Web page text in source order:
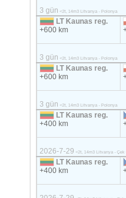
3 gün <2t, 14m3 Litvanya - Polonya
LT Kaunas reg.
+600 km
3 gün <2t, 14m3 Litvanya - Polonya
LT Kaunas reg.
+600 km
3 gün <2t, 14m3 Litvanya - Polonya
LT Kaunas reg.
+400 km
2026-7-29 <2t, 14m3 Litvanya - Çek
LT Kaunas reg.
+400 km